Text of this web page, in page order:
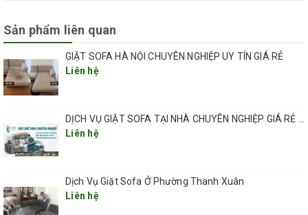
Sản phẩm liên quan
GIẶT SOFA HÀ NỘI CHUYÊN NGHIỆP UY TÍN GIÁ RẺ
Liên hệ
Liên hệ
Dịch Vụ Giặt Sofa Ở Phường Thanh Xuân
Liên hệ